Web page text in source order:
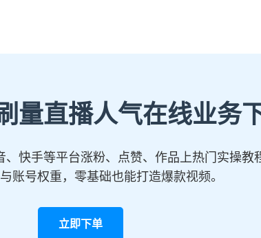
量直播人气在线业务
快手等平台涨粉、点赞、作品上热门实操教
账号权重，零基础也能打造爆款视频。
立即下单